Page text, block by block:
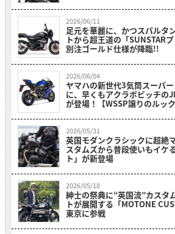
2026/06/11
足元を華麗に、かつスパルタ
トから超王道の「SUNSTAR
別注ゴールド仕様が降臨!!
2026/06/04
ヤマハの新世代3気筒スーパー
に、早くもアクラポビッチの
が登場！【WSSP譲りのルッ
2026/05/31
英国モダンクラシックに超絶
スタムズから普段使いもイケ
ト」が新登場
2026/05/18
紳士の祭典に“英国流”カスタ
トが展開する「MOTONE
東京に参戦